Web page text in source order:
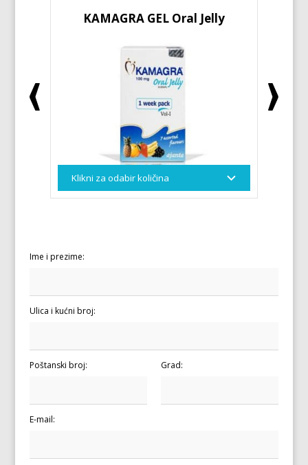
KAMAGRA GEL Oral Jelly
Ime i prezime:
Ulica i kućni broj:
Poštanski broj: Grad:
E-mail: